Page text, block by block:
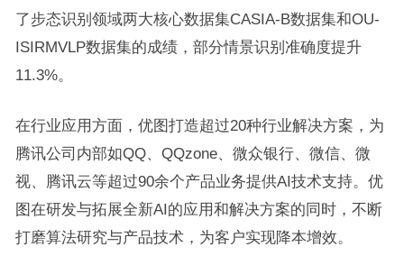
了步态识别领域两大核心数据集CASIA-B数据集和OU-
ISIRMVLP数据集的成绩，部分情景识别准确度提升
11.3%。
在行业应用方面，优图打造超过20种行业解决方案，为
腾讯公司内部如QQ、QQzone、微众银行、微信、微
视、腾讯云等超过90余个产品业务提供AI技术支持。优
图在研发与拓展全新AI的应用和解决方案的同时，不断
打磨算法研究与产品技术，为客户实现降本增效。